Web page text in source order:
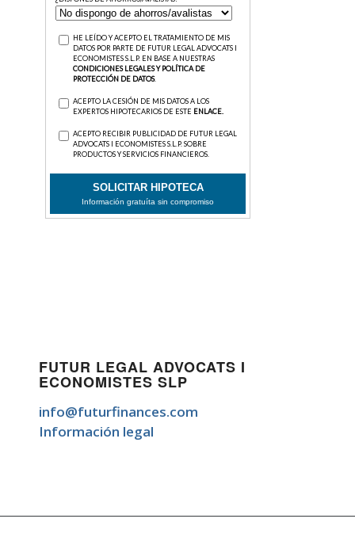
FUTUR LEGAL ADVOCATS I
ECONOMISTES SLP
info@futurfinances.com
Información legal